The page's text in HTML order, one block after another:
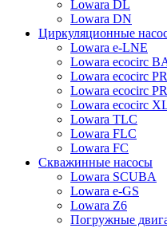
Lowara DL
Lowara DN
Циркуляционные
Lowara e-LNE
Lowara ecocirc
Lowara ecocirc
Lowara ecocirc
Lowara ecocirc
Lowara TLC
Lowara FLC
Lowara FC
Скважинные насосы
Lowara SCUBA
Lowara e-GS
Lowara Z6
Погружные